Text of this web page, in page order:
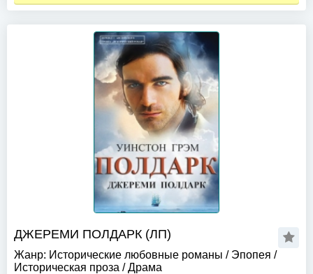
ДЖЕРЕМИ ПОЛДАРК (ЛП)
Жанр: Исторические любовные романы / Эпопея /
Историческая проза /Драма